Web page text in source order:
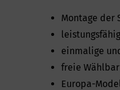
Montage der
einmalige
freie
Europa-